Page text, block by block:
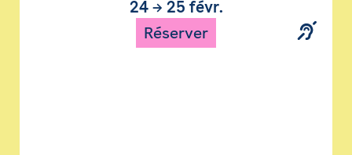
24→ 25 févr.
Réserver